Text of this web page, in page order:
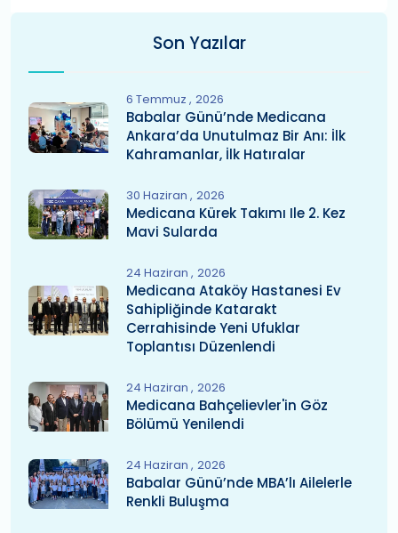
Son Yazılar
6 Temmuz 2026
Babalar Günü’nde Medicana
Ankara’da Unutulmaz Bir Anı: İlk
Kahramanlar, İlk Hatıralar
30 Haziran 2026
Medicana Kürek Takımı Ile 2. Kez
Mavi Sularda
24 Haziran 2026
Medicana Ataköy Hastanesi Ev
Sahipliğinde Katarakt
Cerrahisinde Yeni Ufuklar
Toplantısı Düzenlendi
24 Haziran 2026
Medicana Bahçelievler'in Göz
Bölümü Yenilendi
24 Haziran 2026
Babalar Günü’nde MBA’lı Ailelerle
Renkli Buluşma